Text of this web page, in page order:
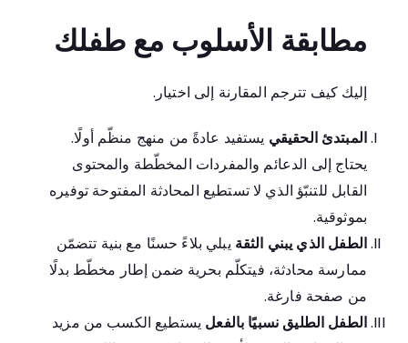
مطابقة الأسلوب مع طفلك
إليك كيف تترجم المقارنة إلى اختيار.
المبتدئ الحقيقي يستفيد عادةً من منهج منظّم أولًا.
يحتاج إلى الدعائم والمفردات المخطّطة والمحتوى
القابل للتنبّؤ الذي لا تستطيع المحادثة المفتوحة توفيره
بموثوقية.
الطفل الذي يبني الثقة يبلي بلاءً حسنًا مع بنية تتضمّن
ممارسة محادثة، فيتكلّم بحرية ضمن إطار مخطّط بدلًا
من صفحة فارغة.
الطفل الطليق نسبيًا بالفعل يستطيع الكسب من مزيد